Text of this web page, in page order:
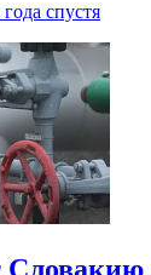
года спустя